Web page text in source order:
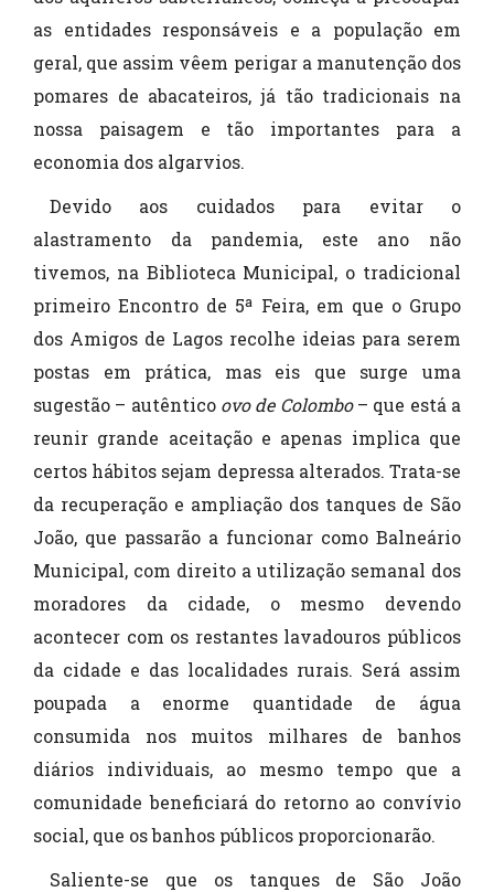
as entidades responsáveis e a população em
geral, que assim vêem perigar a manutenção dos
pomares de abacateiros, já tão tradicionais na
nossa paisagem e tão importantes para a
economia dos algarvios.
Devido aos cuidados para evitar o
alastramento da pandemia, este ano não
tivemos, na Biblioteca Municipal, o tradicional
primeiro Encontro de 5ª Feira, em que o Grupo
dos Amigos de Lagos recolhe ideias para serem
postas em prática, mas eis que surge uma
sugestão – autêntico ovo de Colombo– que está a
reunir grande aceitação e apenas implica que
certos hábitos sejam depressa alterados. Trata-se
da recuperação e ampliação dos tanques de São
João, que passarão a funcionar como Balneário
Municipal, com direito a utilização semanal dos
moradores da cidade, o mesmo devendo
acontecer com os restantes lavadouros públicos
da cidade e das localidades rurais. Será assim
poupada a enorme quantidade de água
consumida nos muitos milhares de banhos
diários individuais, ao mesmo tempo que a
comunidade beneficiará do retorno ao convívio
social, que os banhos públicos proporcionarão.
Saliente-se que os tanques de São João